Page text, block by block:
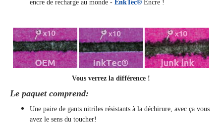
encre de recharge au monde - EnkTec® Encre !
Vous verrez la différence !
Le paquet comprend:
Une paire de gants nitriles résistants à la déchirure, avec ça vous
avez le sens du toucher!